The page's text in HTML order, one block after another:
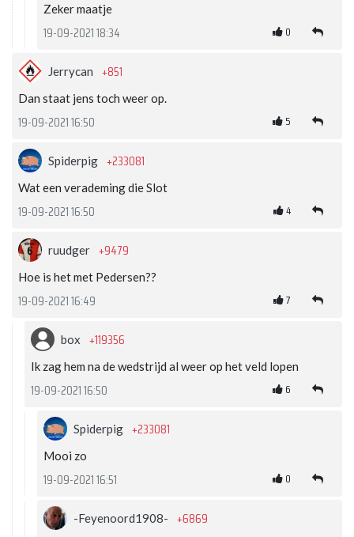
Zeker maatje
19-09-2021 18:34 0
Jerrycan +851
Dan staat jens toch weer op.
19-09-2021 16:50 5
Spiderpig +233081
Wat een verademing die Slot
19-09-2021 16:50 4
ruudger +9479
Hoe is het met Pedersen??
19-09-2021 16:49 7
box +119356
Ik zag hem na de wedstrijd al weer op het veld lopen
19-09-2021 16:50 6
Spiderpig +233081
Mooi zo
19-09-2021 16:51 0
-Feyenoord1908- +6869